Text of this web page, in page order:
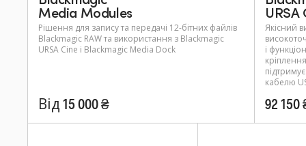
Media Modules
Рішення для запису та передачі 12-бітних файлів
Blackmagic RAW та використання з Blackmagic
URSA Cine і Blackmagic Media Dock
Від 15 000 ₴
URSA
Якісний
і
кабелю
92 150